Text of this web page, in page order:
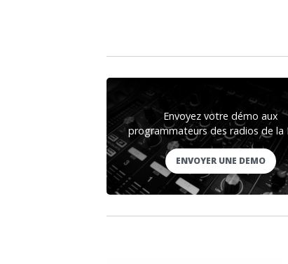
Envoyez votre démo aux
programmateurs des radios de la
ENVOYER UNE DEMO